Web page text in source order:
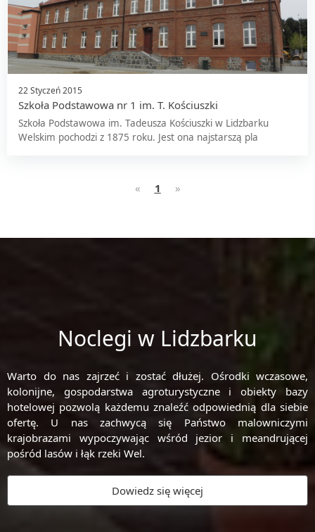
22 Styczeń 2015
Szkoła Podstawowa nr 1 im. T. Kościuszki
Szkoła Podstawowa im. Tadeusza Kościuszki w Lidzbarku
Welskim pochodzi z 1875 roku. Jest ona najstarszą pla
« 1 »
Noclegi w Lidzbarku
Warto do nas zajrzeć i zostać dłużej. Ośrodki wczasowe,
kolonijne, gospodarstwa agroturystyczne i obiekty bazy
hotelowej pozwolą każdemu znaleźć odpowiednią dla siebie
ofertę. U nas zachwycą się Państwo malowniczymi
krajobrazami wypoczywając wśród jezior i meandrującej
pośród lasów i łąk rzeki Wel.
Dowiedz się więcej